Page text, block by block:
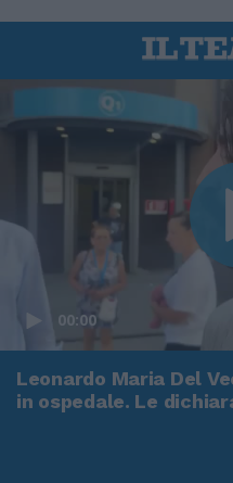
00:00
Leonardo Maria Del
in ospedale. Le